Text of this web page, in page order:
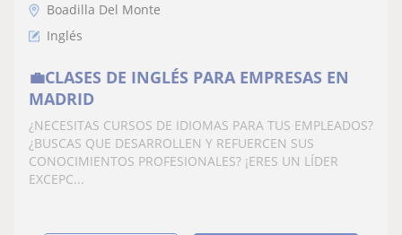
Boadilla Del Monte
Inglés
💼CLASES DE INGLÉS PARA EMPRESAS EN
MADRID
¿NECESITAS CURSOS DE IDIOMAS PARA TUS EMPLEADOS?
¿BUSCAS QUE DESARROLLEN Y REFUERCEN SUS
CONOCIMIENTOS PROFESIONALES? ¡ERES UN LÍDER
EXCEPC...